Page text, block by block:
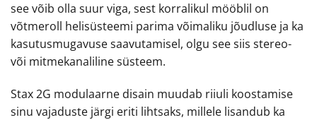
see võib olla suur viga, sest korralikul mööblil on
võtmeroll helisüsteemi parima võimaliku jõudluse ja ka
kasutusmugavuse saavutamisel, olgu see siis stereo-
või mitmekanaliline süsteem.
Stax 2G modulaarne disain muudab riiuli koostamise
sinu vajaduste järgi eriti lihtsaks, millele lisandub ka